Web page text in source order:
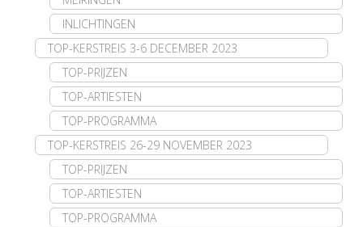
INLICHTINGEN
TOP-KERSTREIS 3-6 DECEMBER 2023
TOP-PRIJZEN
TOP-ARTIESTEN
TOP-PROGRAMMA
TOP-KERSTREIS 26-29 NOVEMBER 2023
TOP-PRIJZEN
TOP-ARTIESTEN
TOP-PROGRAMMA